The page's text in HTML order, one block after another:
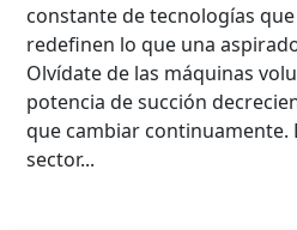
constante de tecnologías
redefinen lo que una
Olvídate de las máquinas
potencia de succión
que cambiar continuamente.
sector...